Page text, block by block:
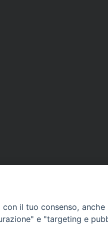
il tuo consenso,
e "targeting e